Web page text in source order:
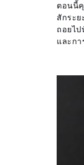
ตอนนี้คุ
สักระย
ถอยไ
และกา